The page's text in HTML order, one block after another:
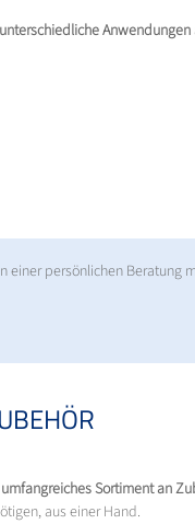
Anwendungen
einer persönlichen Beratung
Sortiment an
aus einer Hand.